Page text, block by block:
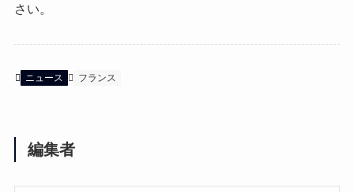
さい。
ニュース フランス
編集者